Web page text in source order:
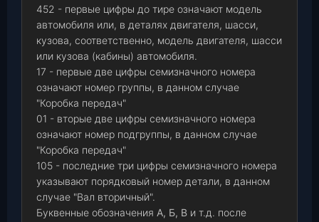
452 - первые цифры до тире означают модель
автомобиля или, в деталях двигателя, шасси,
кузова, соответственно, модель двигателя, шасси
или кузова (кабины) автомобиля.
17 - первые две цифры семизначного номера
означают номер группы, в данном случае
"Коробка передач"
01 - вторые две цифры семизначного номера
означают номер подгруппы, в данном случае
"Коробка передач"
105 - последние три цифры семизначного номера
указывают порядковый номер детали, в данном
случае "Вал вторичный".
Буквенные обозначения А, Б, В и т.д. после